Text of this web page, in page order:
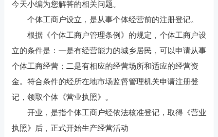
今天小编为您解答的相关问题。
个体工商户设立，是从事个体经营前的注册登记。
根据《个体工商户管理条例》的规定，个体工商户设
立的条件是：一是有经营能力的城乡居民，可以申请从事
个体工商经营；二是有相应的经营场所和适应的经营资
金。符合条件的经所在地市场监督管理机关申请注册登
记，领取个体《营业执照》。
开业，是指个体工商户经依法核准登记，取得《营业
执照》后，正式开始生产经营活动